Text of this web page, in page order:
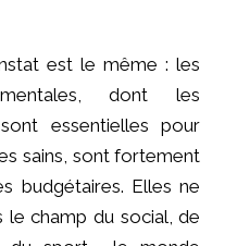
est le même : les
dont les
essentielles pour
sains, sont fortement
budgétaires. Elles ne
le champ du social, de